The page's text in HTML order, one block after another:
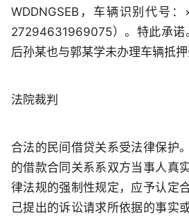
WDDNGSEB，车辆识别代号：
27294631969075）。特此承诺
后孙某也与郭某学未办理车辆抵押
法院裁判
合法的民间借贷关系受法律保护
的借款合同关系系双方当事人真
律法规的强制性规定，应予认定
己提出的诉讼请求所依据的事实